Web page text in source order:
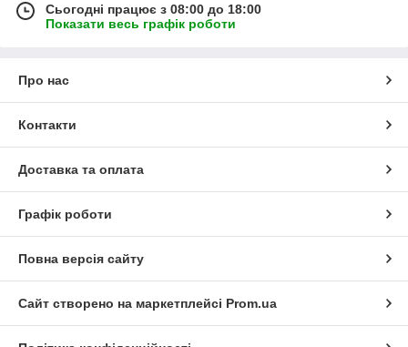
Сьогодні працює з 08:00 до 18:00
Показати весь графік роботи
Про нас
Контакти
Доставка та оплата
Графік роботи
Повна версія сайту
Сайт створено на маркетплейсі Prom.ua